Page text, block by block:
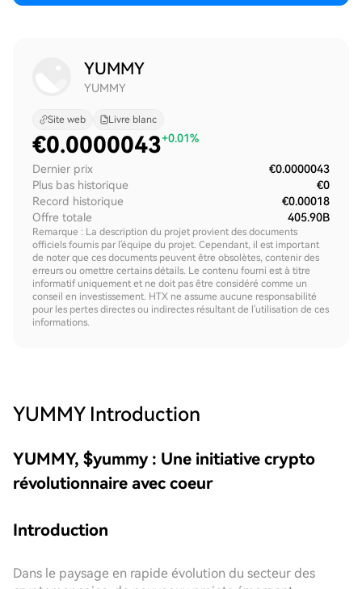
YUMMY
YUMMY
Site web Livre blanc
€0.0000043+0.01%
Dernier prix
€0.0000043
Plus bas historique
€0
Record historique
€0.00018
Offre totale
405.90B
Remarque : La description du projet provient des documents
officiels fournis par l'équipe du projet. Cependant, il est important
de noter que ces documents peuvent être obsolètes, contenir des
erreurs ou omettre certains détails. Le contenu fourni est à titre
informatif uniquement et ne doit pas être considéré comme un
conseil en investissement. HTX ne assume aucune responsabilité
pour les pertes directes ou indirectes résultant de l'utilisation de ces
informations.
YUMMY Introduction
YUMMY, $yummy : Une initiative crypto
révolutionnaire avec coeur
Introduction
Dans le paysage en rapide évolution du secteur des